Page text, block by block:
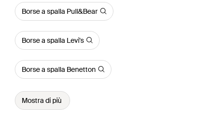
Borse a spalla Pull&Bear
Borse a spalla Levi's
Borse a spalla Benetton
Mostra di più